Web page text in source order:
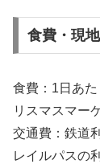
食費・現
食費：1日あ
リスマスマー
交通費：鉄道
レイルパスの